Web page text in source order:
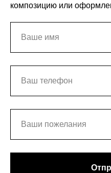
композицию или